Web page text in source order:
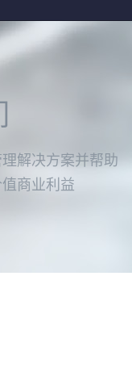
解决方案并帮助
商业利益